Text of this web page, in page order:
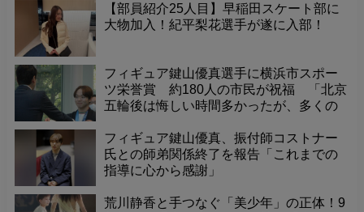
【部員紹介25人目】早稲田スケート部に
大物加入！紀平梨花選手が遂に入部！
フィギュア鍵山優真選手に横浜市スポー
ツ栄誉賞 約180人の市民が祝福 「北京
五輪後は悔しい時間多かったが、多くの
た」
フィギュア鍵山優真、振付師コストナー
氏との師弟関係終了を報告「これまでの
指導に心から感謝」
荒川静香と手つなぐ「美少年」の正体！9